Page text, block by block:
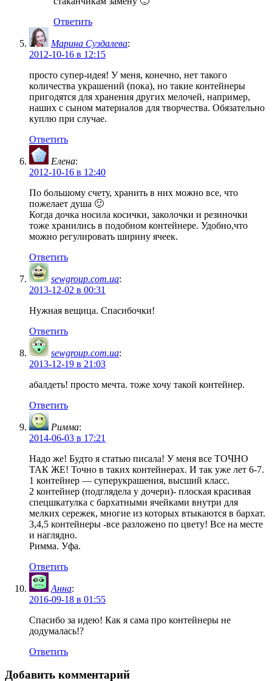
Ответить
Марина Суздалева:
2012-10-16 в 12:15
просто супер-идея! У меня, конечно, нет такого
количества украшений (пока), но такие контейнеры
пригодятся для хранения других мелочей, например,
наших с сыном материалов для творчества. Обязательно
куплю при случае.
Ответить
Елена:
2012-10-16 в 12:40
По большому счету, хранить в них можно все, что
пожелает душа 🙂
Когда дочка носила косички, заколочки и резиночки
тоже хранились в подобном контейнере. Удобно,что
можно регулировать ширину ячеек.
Ответить
sewgroup.com.ua:
2013-12-02 в 00:31
Нужная вещица. Спасибочки!
Ответить
sewgroup.com.ua:
2013-12-19 в 21:03
абалдеть! просто мечта. тоже хочу такой контейнер.
Ответить
Риммa:
2014-06-03 в 17:21
Надо же! Будто я статью писала! У меня все ТОЧНО
ТАК ЖЕ! Точно в таких контейнерах. И так уже лет 6-7.
1 контейнер — суперукрашения, высший класс.
2 контейнер (подглядела у дочери)- плоская красивая
спецшкатулка с бархатными ячейками внутри для
мелких сережек, многие из которых втыкаются в бархат.
3,4,5 контейнеры -все разложено по цвету! Все на месте
и наглядно.
Римма. Уфа.
Ответить
Анна:
2016-09-18 в 01:55
Спасибо за идею! Как я сама про контейнеры не
додумалась!?
Ответить
Добавить комментарий